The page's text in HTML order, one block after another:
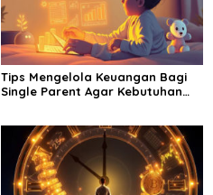
Tips Mengelola Keuangan Bagi
Single Parent Agar Kebutuhan